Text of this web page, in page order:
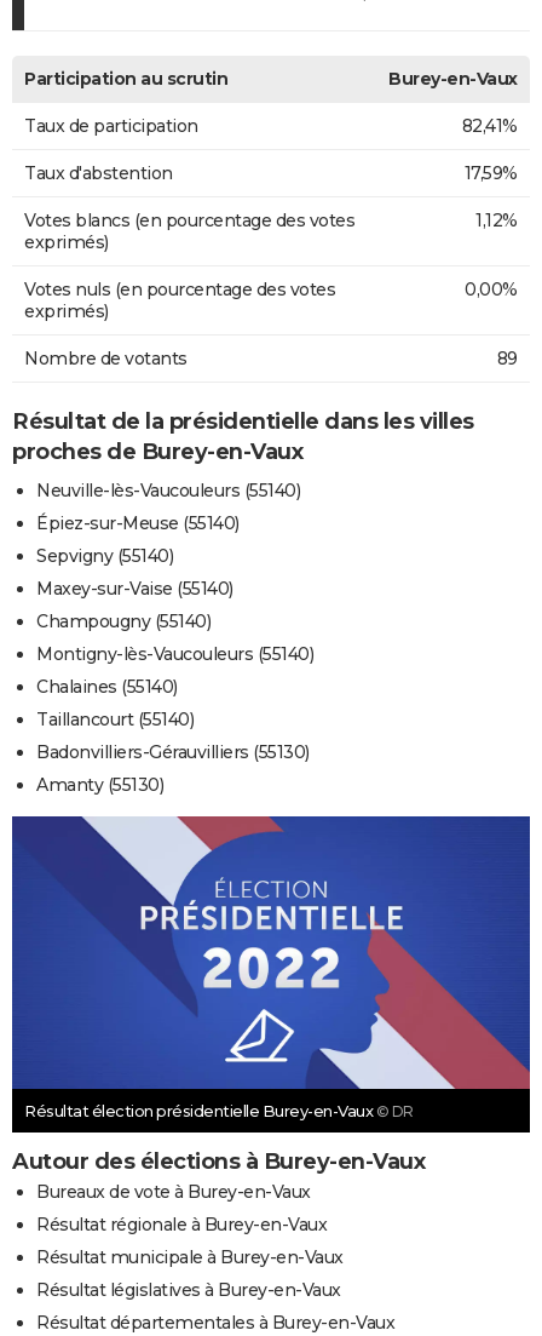
Participation au scrutin Burey-en-Vaux
Taux de participation 82,41%
Taux d'abstention 17,59%
Votes blancs (en pourcentage des votes
exprimés)
1,12%
Votes nuls (en pourcentage des votes
exprimés)
0,00%
Nombre de votants 89
Résultat de la présidentielle dans les villes
proches de Burey-en-Vaux
Neuville-lès-Vaucouleurs (55140)
Épiez-sur-Meuse (55140)
Sepvigny (55140)
Maxey-sur-Vaise (55140)
Champougny (55140)
Montigny-lès-Vaucouleurs (55140)
Chalaines (55140)
Taillancourt (55140)
Badonvilliers-Gérauvilliers (55130)
Amanty (55130)
Résultat élection présidentielle Burey-en-Vaux © DR
Autour des élections à Burey-en-Vaux
Bureaux de vote à Burey-en-Vaux
Résultat régionale à Burey-en-Vaux
Résultat municipale à Burey-en-Vaux
Résultat législatives à Burey-en-Vaux
Résultat départementales à Burey-en-Vaux